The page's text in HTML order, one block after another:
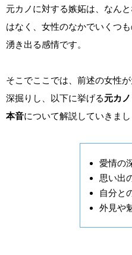
元カノに対する嫉妬は、なん
はなく、女性のなかでいくつ
湧き出る感情です。
そこでここでは、前述の女性
深掘りし、以下に挙げる元カ
本音について解説していきまし
愛情の
思い出
自分と
外見や